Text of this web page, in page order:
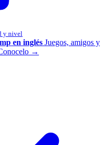
y nivel
en inglés Juegos, amigos y
→